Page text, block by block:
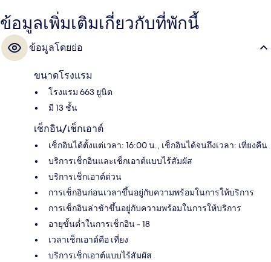
ข้อมูลเพิ่มเติมเกี่ยวกับที่พักนี้
ข้อมูลโดยย่อ
ขนาดโรงแรม
โรงแรม 663 ยูนิต
มี 13 ชั้น
เช็กอิน/เช็กเอาต์
เช็กอินได้ตั้งแต่เวลา: 16:00 น., เช็กอินได้จนถึงเวลา: เที่ยงคืน
บริการเช็กอินและเช็กเอาต์แบบไร้สัมผัส
บริการเช็กเอาต์ด่วน
การเช็กอินก่อนเวลาขึ้นอยู่กับความพร้อมในการให้บริการ
การเช็กอินล่าช้าขึ้นอยู่กับความพร้อมในการให้บริการ
อายุขั้นต่ำในการเช็กอิน - 18
เวลาเช็กเอาต์คือ เที่ยง
บริการเช็กเอาต์แบบไร้สัมผัส